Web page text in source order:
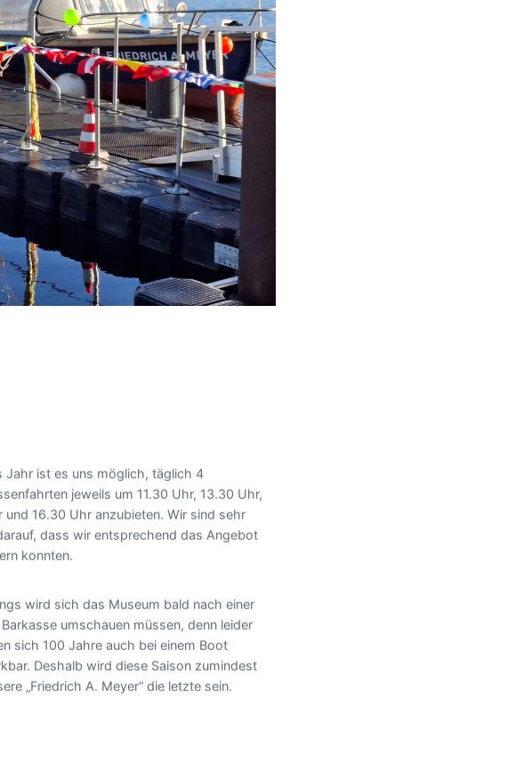
Jahr ist es uns möglich, täglich 4
jeweils um 11.30 Uhr, 13.30 Uhr,
und 16.30 Uhr anzubieten. Wir sind sehr
dass wir entsprechend das Angebot
konnten.
wird sich das Museum bald nach einer
Barkasse umschauen müssen, denn leider
sich 100 Jahre auch bei einem Boot
Deshalb wird diese Saison zumindest
„Friedrich A. Meyer“ die letzte sein.